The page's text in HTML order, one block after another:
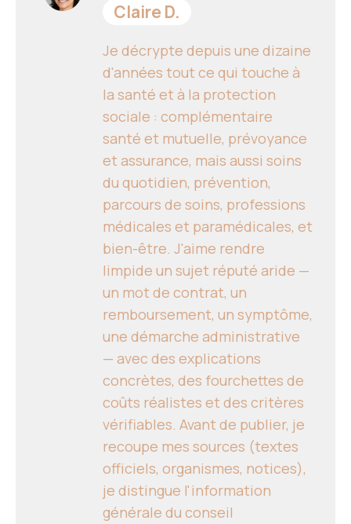
Claire D.
Je décrypte depuis une dizaine
d'années tout ce qui touche à
la santé et à la protection
sociale : complémentaire
santé et mutuelle, prévoyance
et assurance, mais aussi soins
du quotidien, prévention,
parcours de soins, professions
médicales et paramédicales, et
bien-être. J'aime rendre
limpide un sujet réputé aride —
un mot de contrat, un
remboursement, un symptôme,
une démarche administrative
— avec des explications
concrètes, des fourchettes de
coûts réalistes et des critères
vérifiables. Avant de publier, je
recoupe mes sources (textes
officiels, organismes, notices),
je distingue l'information
générale du conseil